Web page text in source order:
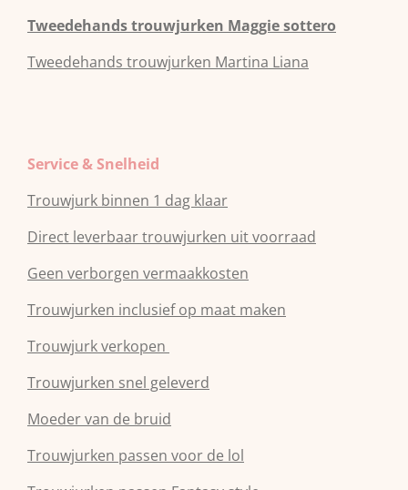
Tweedehandstrouwjurken Maggie sottero
Tweedehands trouwjurken Martina Liana
Service & Snelheid
Trouwjurk binnen 1 dag klaar
Direct leverbaar trouwjurken uit voorraad
Geen verborgen vermaakkosten
Trouwjurken inclusief op maat maken
Trouwjurk verkopen
Trouwjurken snel geleverd
Moeder van de bruid
Trouwjurken passen voor de lol